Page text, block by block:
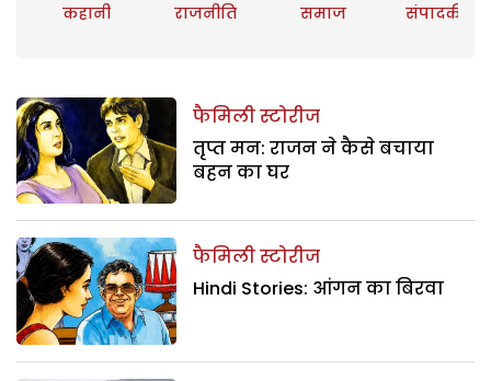
कहानी राजनीति समाज संपादकीय
फैमिली स्टोरीज
तृप्त मन: राजन ने कैसे बचाया
बहन का घर
फैमिली स्टोरीज
Hindi Stories: आंगन का बिरवा